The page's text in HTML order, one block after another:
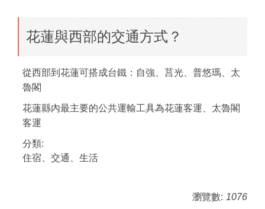
花蓮與西部的交通方式？
從西部到花蓮可搭成台鐵：自強、莒光、普悠瑪、太
魯閣
花蓮縣內最主要的公共運輸工具為花蓮客運、太魯閣
客運
分類:
住宿、交通、生活
瀏覽數: 1076